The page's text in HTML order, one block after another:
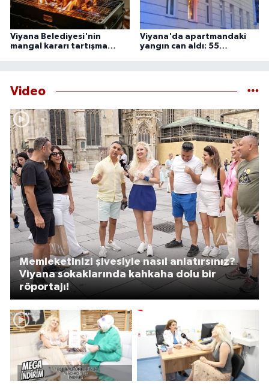
Viyana Belediyesi'nin
mangal kararı tartışma
Viyana'da apartmandaki
yangın can aldı: 55
Video
Memleketinizi şivesiyle nasıl anlatırsınız?
Viyana sokaklarında kahkaha dolu bir
röportajı!